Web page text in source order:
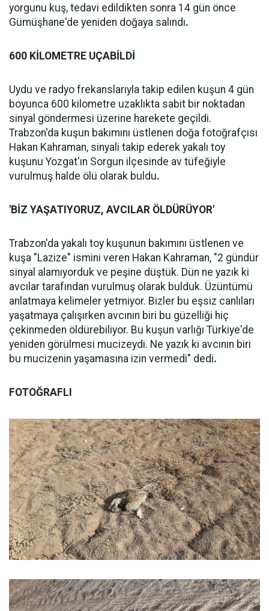
yorgunu kuş, tedavi edildikten sonra 14 gün önce
Gümüşhane'de yeniden doğaya salındı.
600 KİLOMETRE UÇABİLDİ
Uydu ve radyo frekanslarıyla takip edilen kuşun 4 gün
boyunca 600 kilometre uzaklıkta sabit bir noktadan
sinyal göndermesi üzerine harekete geçildi.
Trabzon'da kuşun bakımını üstlenen doğa fotoğrafçısı
Hakan Kahraman, sinyali takip ederek yakalı toy
kuşunu Yozgat'ın Sorgun ilçesinde av tüfeğiyle
vurulmuş halde ölü olarak buldu.
'BİZ YAŞATIYORUZ, AVCILAR ÖLDÜRÜYOR'
Trabzon'da yakalı toy kuşunun bakımını üstlenen ve
kuşa "Lazize" ismini veren Hakan Kahraman, "2 gündür
sinyal alamıyorduk ve peşine düştük. Dün ne yazık ki
avcılar tarafından vurulmuş olarak bulduk. Üzüntümü
anlatmaya kelimeler yetmiyor. Bizler bu eşsiz canlıları
yaşatmaya çalışırken avcının biri bu güzelliği hiç
çekinmeden öldürebiliyor. Bu kuşun varlığı Türkiye'de
yeniden görülmesi mucizeydi. Ne yazık ki avcının biri
bu mucizenin yaşamasına izin vermedi" dedi.
FOTOĞRAFLI